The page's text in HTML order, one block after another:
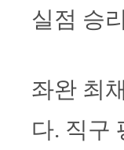
실점 승
좌완 최
다. 직구